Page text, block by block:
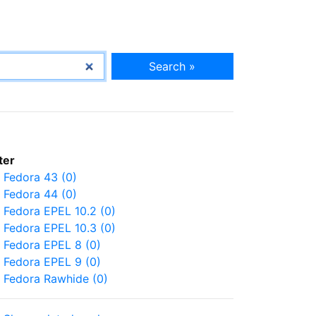
Search »
Fedora 43 (0)
Fedora 44 (0)
Fedora EPEL 10.2 (0)
Fedora EPEL 10.3 (0)
Fedora EPEL 8 (0)
Fedora EPEL 9 (0)
Fedora Rawhide (0)